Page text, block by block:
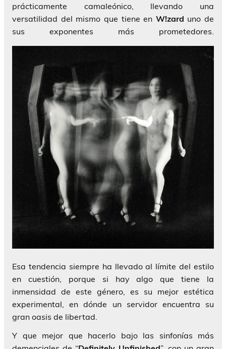
prácticamente camaleónico, llevando una
versatilidad del mismo que tiene en W!zard uno de
sus exponentes más prometedores.
Esa tendencia siempre ha llevado al límite del estilo
en cuestión, porque si hay algo que tiene la
inmensidad de este género, es su mejor estética
experimental, en dónde un servidor encuentra su
gran oasis de libertad.
Y que mejor que hacerlo bajo las sinfonías más